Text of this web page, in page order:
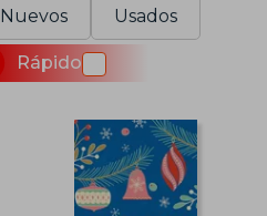
Nuevos Usados
Rápido